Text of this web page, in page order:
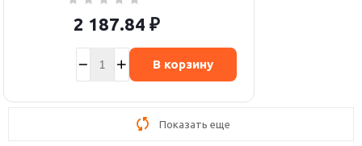
2 187.84 ₽
В корзину
Показать еще